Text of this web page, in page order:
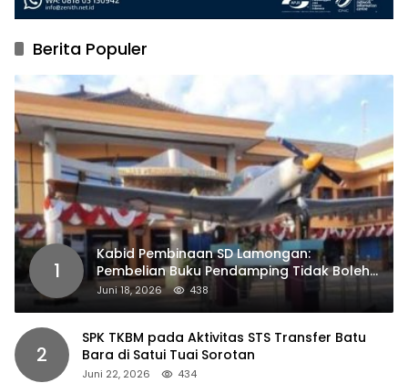
Berita Populer
1
Kabid Pembinaan SD Lamongan:
Pembelian Buku Pendamping Tidak Boleh
Dipaksakan
Juni 18, 2026 438
2
SPK TKBM pada Aktivitas STS Transfer Batu
Bara di Satui Tuai Sorotan
Juni 22, 2026 434